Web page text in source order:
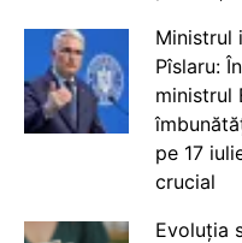
Ministrul
Pîslaru:
ministrul
pe 17
crucial
Evoluția